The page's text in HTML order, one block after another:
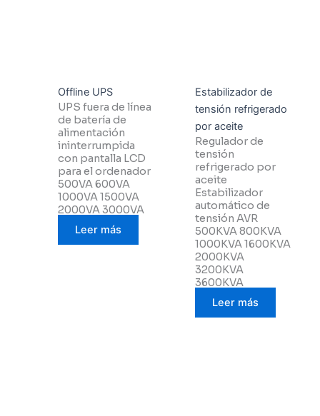
Offline UPS
UPS fuera de línea
de batería de
alimentación
ininterrumpida
con pantalla LCD
para el ordenador
500VA 600VA
1000VA 1500VA
2000VA 3000VA
Leer más
Estabilizador de
tensión refrigerado
por aceite
Regulador de
tensión
refrigerado por
aceite
Estabilizador
automático de
tensión AVR
500KVA 800KVA
1000KVA 1600KVA
2000KVA
3200KVA
3600KVA
Leer más